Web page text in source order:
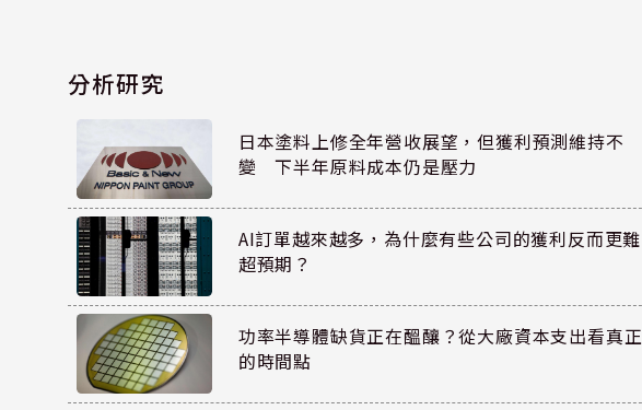
分析研究
日本塗料上修全年營收展望，但獲利預測維持不
變 下半年原料成本仍是壓力
AI訂單越來越多，為什麼有些公司的獲利反而更難
超預期？
功率半導體缺貨正在醞釀？從大廠資本支出看真正
的時間點